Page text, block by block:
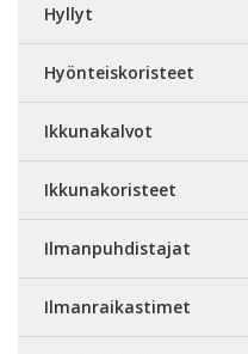
Hyllyt
Hyönteiskoristeet
Ikkunakalvot
Ikkunakoristeet
Ilmanpuhdistajat
Ilmanraikastimet